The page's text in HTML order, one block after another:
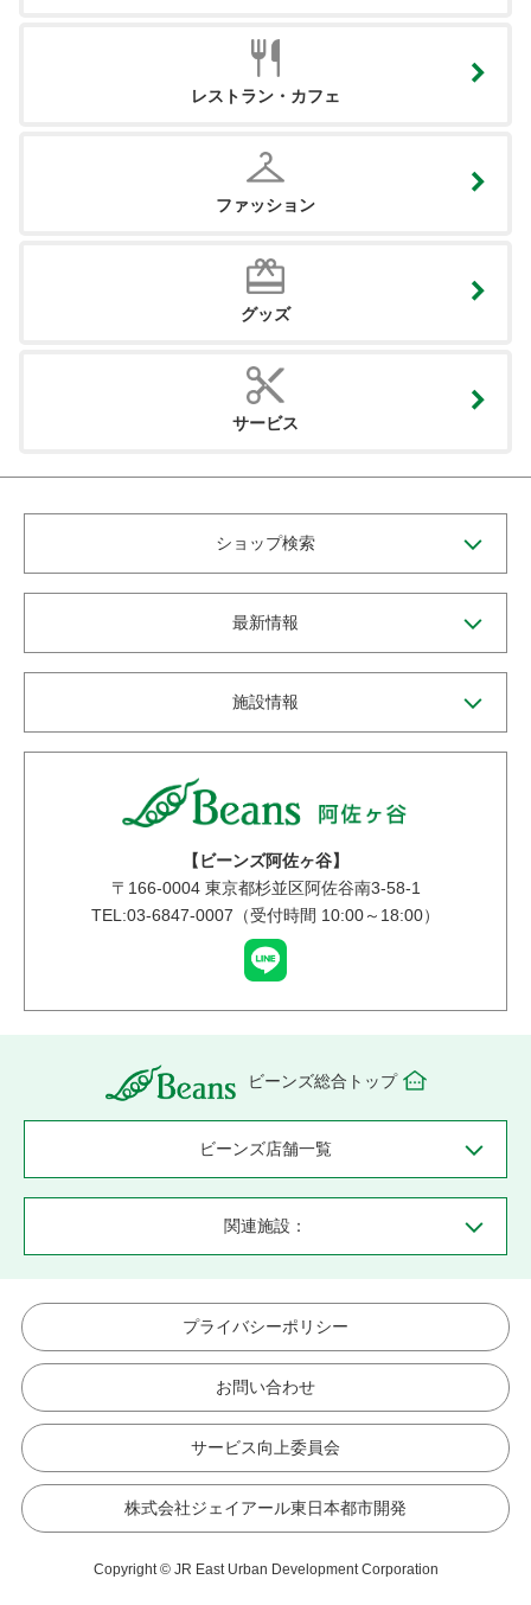
レストラン・カフェ
ファッション
グッズ
サービス
ショップ検索
最新情報
施設情報
【ビーンズ阿佐ヶ谷】
〒 166-0004東京都杉並区阿佐谷南3-58-1
TEL:03-6847-0007（受付時間 10:00～18:00）
ビーンズ総合トップ
ビーンズ店舗一覧
関連施設：
プライバシーポリシー
お問い合わせ
サービス向上委員会
株式会社ジェイアール東日本都市開発
Copyright © JR East Urban Development Corporation